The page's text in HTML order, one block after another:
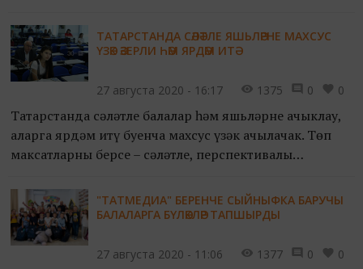
ТАТАРСТАНДА СӘЛӘТЛЕ ЯШЬЛӘРНЕ МАХСУС
ҮЗӘК ӘЗЕРЛИ ҺӘМ ЯРДӘМ ИТӘ
27 августа 2020 - 16:17 1375 0 0
Татарстанда сәләтле балалар һәм яшьләрне ачыклау,
аларга ярдәм итү буенча махсус үзәк ачылачак. Төп
максатларның берсе – сәләтле, перспективалы
"ТАТМЕДИА" БЕРЕНЧЕ СЫЙНЫФКА БАРУЧЫ
БАЛАЛАРГА БҮЛӘКЛӘР ТАПШЫРДЫ
27 августа 2020 - 11:06 1377 0 0